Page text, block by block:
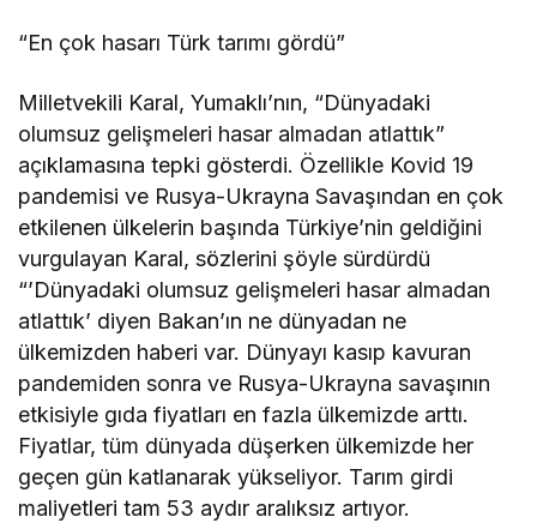
“En çok hasarı Türk tarımı gördü”
Milletvekili Karal, Yumaklı’nın, “Dünyadaki
olumsuz gelişmeleri hasar almadan atlattık”
açıklamasına tepki gösterdi. Özellikle Kovid 19
pandemisi ve Rusya-Ukrayna Savaşından en çok
etkilenen ülkelerin başında Türkiye’nin geldiğini
vurgulayan Karal, sözlerini şöyle sürdürdü
“’Dünyadaki olumsuz gelişmeleri hasar almadan
atlattık’ diyen Bakan’ın ne dünyadan ne
ülkemizden haberi var. Dünyayı kasıp kavuran
pandemiden sonra ve Rusya-Ukrayna savaşının
etkisiyle gıda fiyatları en fazla ülkemizde arttı.
Fiyatlar, tüm dünyada düşerken ülkemizde her
geçen gün katlanarak yükseliyor. Tarım girdi
maliyetleri tam 53 aydır aralıksız artıyor.